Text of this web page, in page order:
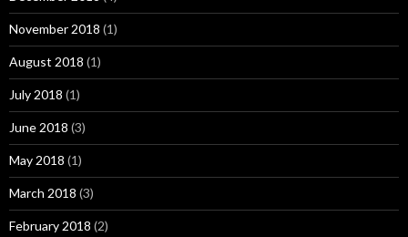
November 2018 (1)
August 2018 (1)
July 2018 (1)
June 2018 (3)
May 2018 (1)
March 2018 (3)
February 2018 (2)